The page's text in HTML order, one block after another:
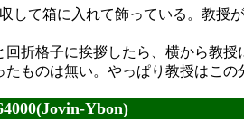
て箱に入れて飾っている。教授
折格子に挨拶したら、横から教
ものは無い。やっぱり教授はこ
Ybon)